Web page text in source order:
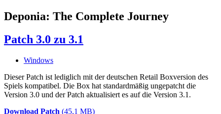
Deponia: The Complete Journey
Patch 3.0 zu 3.1
Windows
Dieser Patch ist lediglich mit der deutschen Retail Boxversion des
Spiels kompatibel. Die Box hat standardmäßig ungepatcht die
Version 3.0 und der Patch aktualisiert es auf die Version 3.1.
Download Patch (45,1 MB)